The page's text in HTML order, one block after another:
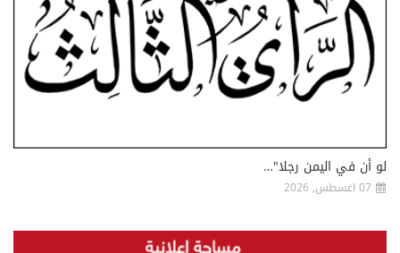
لو أن في اليمن رجلا"…
07 اغسطس, 2026